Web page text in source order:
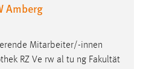
Amberg
Mitarbeiter/-innen
RZ Ve rw al tu ng Fakultät